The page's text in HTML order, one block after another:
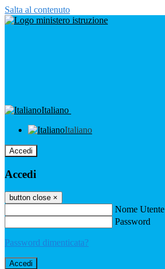
Salta al contenuto
Italiano
Italiano
Accedi
Accedi
button close ×
Nome Utente
Password
Password dimenticata?